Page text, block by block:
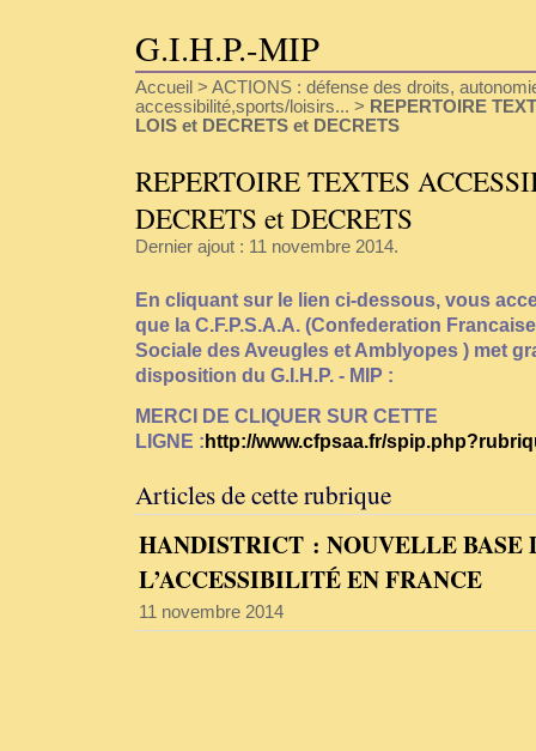
G.I.H.P.-MIP
Accueil > ACTIONS : défense des droits,
accessibilité,sports/loisirs... > REPERTOIRE
LOIS et DECRETS et DECRETS
REPERTOIRE TEXTES
DECRETS et DECRETS
Dernier ajout : 11 novembre 2014.
En cliquant sur le lien ci-dessous, vous
que la C.F.P.S.A.A. (Confederation
Sociale des Aveugles et Amblyopes ) met
disposition du G.I.H.P. - MIP :
MERCI DE CLIQUER SUR CETTE
LIGNE :http://www.cfpsaa.fr/
Articles de cette rubrique
HANDISTRICT : NOUVELLE BASE
L’ACCESSIBILITÉ EN FRANCE
11 novembre 2014